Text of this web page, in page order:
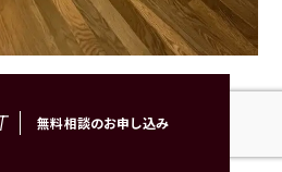
無料相談のお申し込み
リングはそのまま利用して棚を